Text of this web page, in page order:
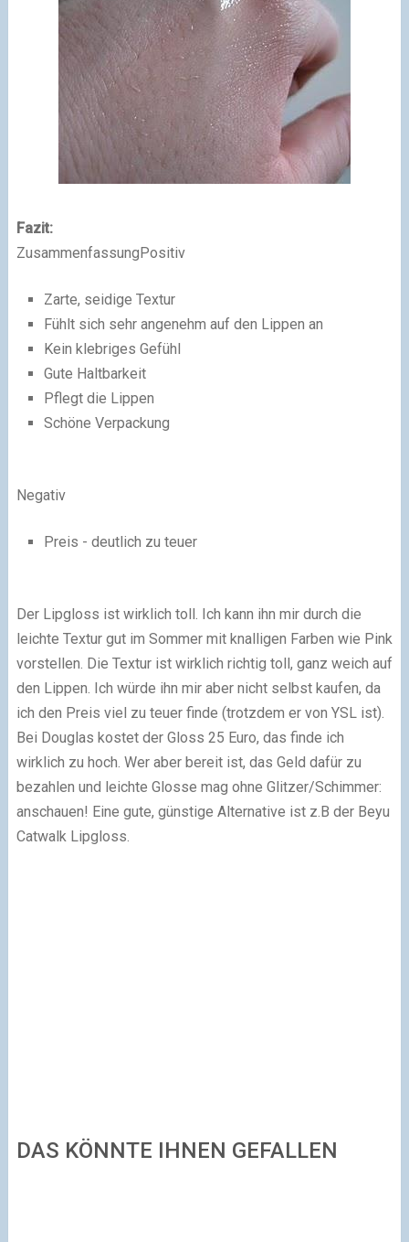
Fazit:
ZusammenfassungPositiv
Zarte, seidige Textur
Fühlt sich sehr angenehm auf den Lippen an
Kein klebriges Gefühl
Gute Haltbarkeit
Pflegt die Lippen
Schöne Verpackung
Negativ
Preis - deutlich zu teuer
Der Lipgloss ist wirklich toll. Ich kann ihn mir durch die
leichte Textur gut im Sommer mit knalligen Farben wie Pink
vorstellen. Die Textur ist wirklich richtig toll, ganz weich auf
den Lippen. Ich würde ihn mir aber nicht selbst kaufen, da
ich den Preis viel zu teuer finde (trotzdem er von YSL ist).
Bei Douglas kostet der Gloss 25 Euro, das finde ich
wirklich zu hoch. Wer aber bereit ist, das Geld dafür zu
bezahlen und leichte Glosse mag ohne Glitzer/Schimmer:
anschauen! Eine gute, günstige Alternative ist z.B der Beyu
Catwalk Lipgloss.
DAS KÖNNTE IHNEN GEFALLEN